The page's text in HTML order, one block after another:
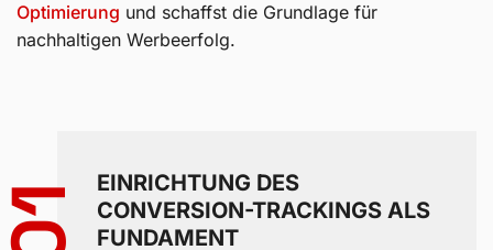
Optimierung und schaffst die Grundlage für
nachhaltigen Werbeerfolg.
EINRICHTUNG DES
CONVERSION-TRACKINGS ALS
FUNDAMENT